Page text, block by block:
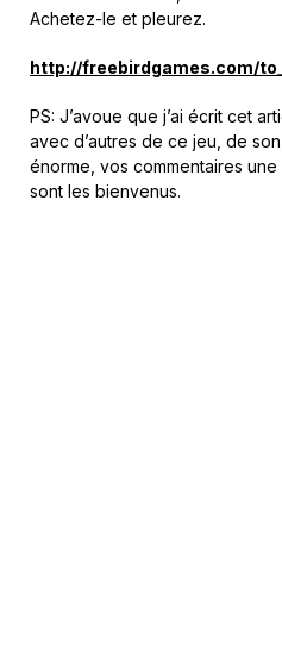
Achetez-le et pleurez.
http://freebirdgames.com/
PS: J’avoue que j’ai écrit cet
avec d’autres de ce jeu, de
énorme, vos commentaires
sont les bienvenus.